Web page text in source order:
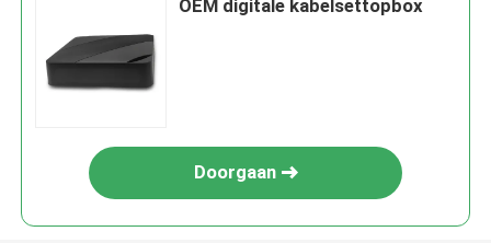
OEM digitale kabelsettopbox
Doorgaan